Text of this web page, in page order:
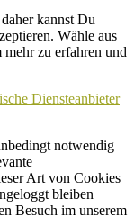
kannst Du
Wähle aus
zu erfahren und
Diensteanbieter
notwendig
Art von Cookies
bleiben
Besuch im unserem